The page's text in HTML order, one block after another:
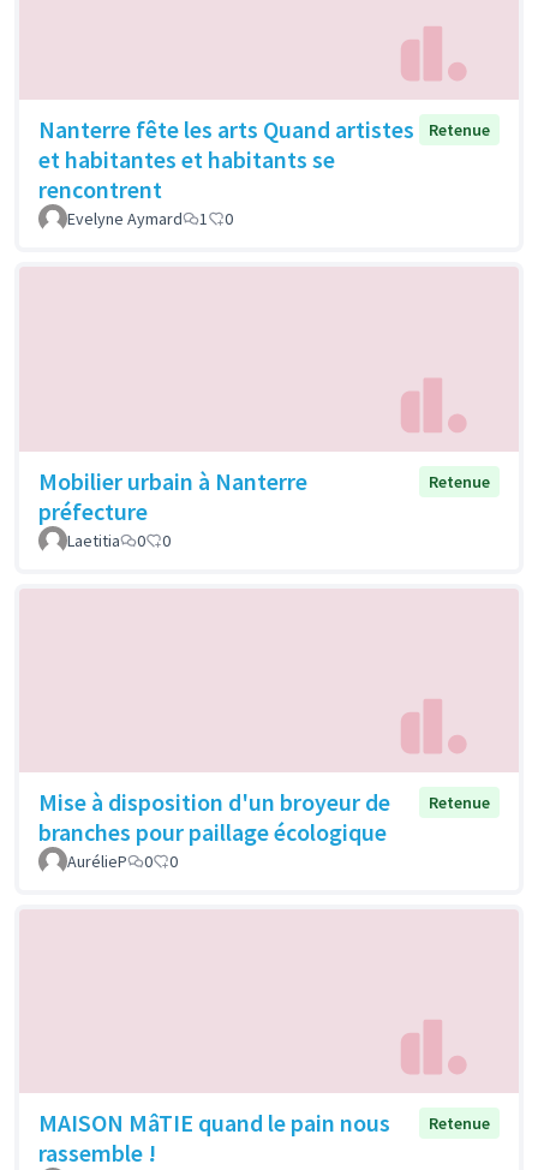
Nanterre fête les arts Quand artistes
et habitantes et habitants se
rencontrent
Retenue
Evelyne Aymard 1 0
Mobilier urbain à Nanterre
préfecture
Retenue
Laetitia 0 0
Mise à disposition d'un broyeur de
branches pour paillage écologique
Retenue
AurélieP 0 0
MAISON MâTIE quand le pain nous
rassemble !
Retenue